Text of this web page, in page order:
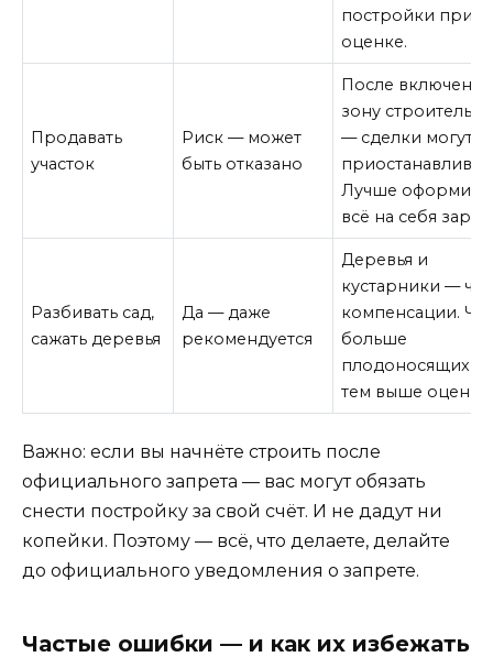
постройки при
оценке.
Продавать
участок
Риск — может
быть отказано
После
зону
— сделки могут
Лучше оформить
всё на себя
Разбивать сад,
сажать деревья
Да — даже
рекомендуется
Деревья и
кустарники —
компенсации.
больше
плодоносящих —
тем выше оценка.
Важно: если вы начнёте строить после
официального запрета — вас могут обязать
снести постройку за свой счёт. И не дадут ни
копейки. Поэтому — всё, что делаете, делайте
до официального уведомления о запрете.
Частые ошибки — и как их избежать